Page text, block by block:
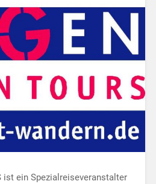
ist ein Spezialreiseveranstalter